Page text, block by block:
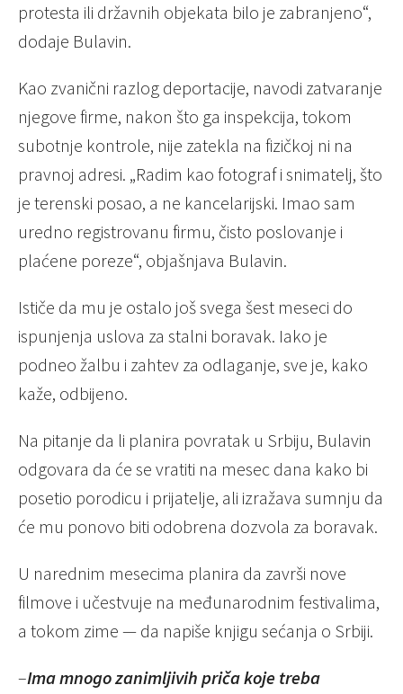
protesta ili državnih objekata bilo je zabranjeno“,
dodaje Bulavin.
Kao zvanični razlog deportacije, navodi zatvaranje
njegove firme, nakon što ga inspekcija, tokom
subotnje kontrole, nije zatekla na fizičkoj ni na
pravnoj adresi. „Radim kao fotograf i snimatelj, što
je terenski posao, a ne kancelarijski. Imao sam
uredno registrovanu firmu, čisto poslovanje i
plaćene poreze“, objašnjava Bulavin.
Ističe da mu je ostalo još svega šest meseci do
ispunjenja uslova za stalni boravak. Iako je
podneo žalbu i zahtev za odlaganje, sve je, kako
kaže, odbijeno.
Na pitanje da li planira povratak u Srbiju, Bulavin
odgovara da će se vratiti na mesec dana kako bi
posetio porodicu i prijatelje, ali izražava sumnju da
će mu ponovo biti odobrena dozvola za boravak.
U narednim mesecima planira da završi nove
filmove i učestvuje na međunarodnim festivalima,
a tokom zime — da napiše knjigu sećanja o Srbiji.
–Ima mnogo zanimljivih priča koje treba